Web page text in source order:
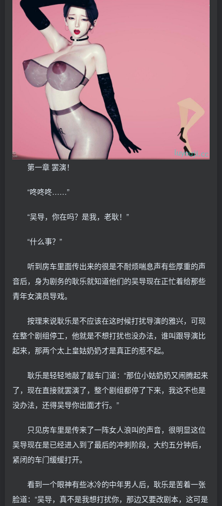
第一章 罢演！
“咚咚咚……”
“吴导，你在吗？是我，老耿！”
“什么事？”
听到房车里面传出来的很是不耐烦喘息声有些厚重的声
音后，身为剧务的耿乐就知道他们的吴导现在正忙着给那些
青年女演员导戏。
按理来说耿乐是不应该在这时候打扰导演的雅兴，可现
在整个剧组停工，他就是不想打扰也没办法，谁叫跟导演比
起来，那两个太上皇姑奶奶才是真正的惹不起。
耿乐是轻轻地敲了敲车门道：“那位小姑奶奶又闹腾起来
了，现在直接就罢演了，整个剧组都停了下来，我这不也是
没办法，还得吴导你出面才行。”
只见房车里是传来了一阵女人浪叫的声音，很明显这位
吴导现在是已经进入到了最后的冲刺阶段，大约五分钟后，
紧闭的车门缓缓打开。
看到一个眼神有些冰冷的中年男人后，耿乐是苦着一张
脸道：“吴导，真不是我想打扰你，那边又要改剧本，这可是